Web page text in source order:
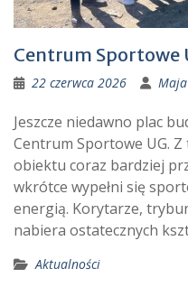
Centrum Sportowe
22 czerwca 2026 Maja
Jeszcze niedawno plac
Centrum Sportowe UG.
obiektu coraz bardziej
wkrótce wypełni się
energią. Korytarze,
nabiera ostatecznych
Aktualności